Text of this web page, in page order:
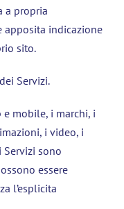
a propria
apposita indicazione
sito.
Servizi.
e mobile, i marchi, i
i video, i
sono
essere
l’esplicita